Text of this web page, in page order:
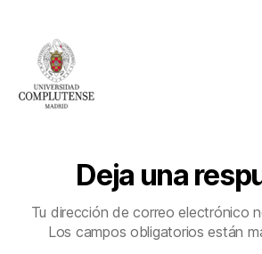
Deja una
Tu dirección de correo electrónico
Los campos obligatorios están